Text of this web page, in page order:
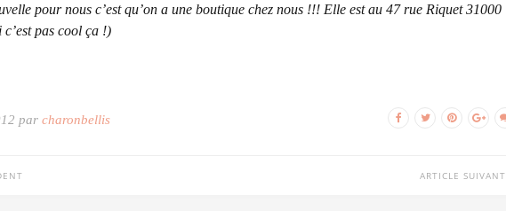
pour nous c’est qu’on a une boutique chez nous !!! Elle est au 47 rue Riquet 31000
pas cool ça !)
par charonbellis
ARTICLE SUIVANT